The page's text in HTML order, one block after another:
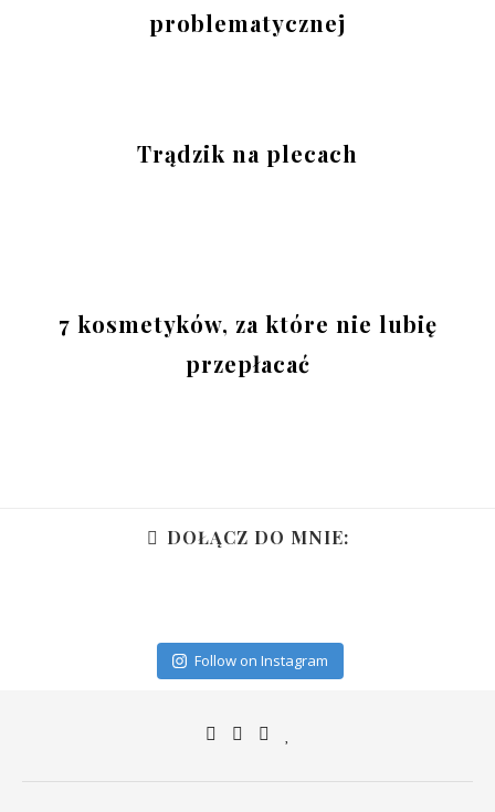
problematycznej
Trądzik na plecach
7 kosmetyków, za które nie lubię
przepłacać
DOŁĄCZ DO MNIE:
Follow on Instagram